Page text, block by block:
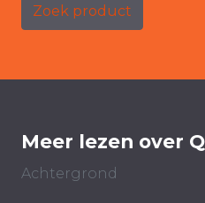
Zoek product
Meer lezen over
Achtergrond